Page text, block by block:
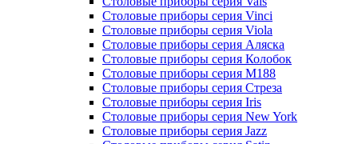
Столовые приборы серия Vinci
Столовые приборы серия Viola
Столовые приборы серия Аляска
Столовые приборы серия Колобок
Столовые приборы серия М188
Столовые приборы серия Стреза
Столовые приборы серия Iris
Столовые приборы серия New York
Столовые приборы серия Jazz